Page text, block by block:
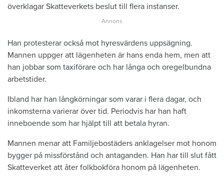
överklagar Skatteverkets beslut till flera instanser.
Han protesterar också mot hyresvärdens uppsägning.
Mannen uppger att lägenheten är hans enda hem, men att
han jobbar som taxiförare och har långa och oregelbundna
arbetstider.
Ibland har han långkörningar som varar i flera dagar, och
inkomsterna varierar över tid. Periodvis har han haft
inneboende som har hjälpt till att betala hyran.
Mannen menar att Familjebostäders anklagelser mot honom
bygger på missförstånd och antaganden. Han har till slut fått
Skatteverket att åter folkbokföra honom på lägenheten.